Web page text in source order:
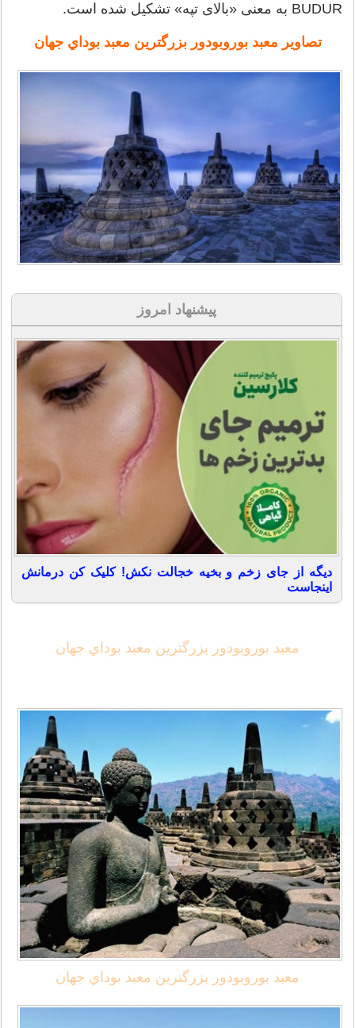
BUDUR به معنی «بالای تپه» تشکیل شده است.
تصاویر معبد بوروبودور بزرگترين معبد بوداي جهان
پیشنهاد امروز
دیگه از جای زخم و بخیه خجالت نکش! کلیک کن درمانش
اینجاست
معبد بوروبودور بزرگترين معبد بوداي جهان
معبد بوروبودور بزرگترين معبد بوداي جهان